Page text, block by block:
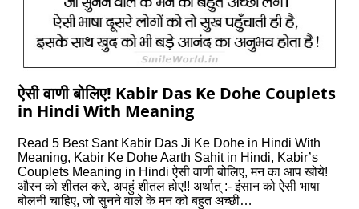
ऐसी वाणी बोलिए! Kabir Das Ke Dohe Couplets
in Hindi With Meaning
Read 5 Best Sant Kabir Das Ji Ke Dohe in Hindi With
Meaning, Kabir Ke Dohe Aarth Sahit in Hindi, Kabir’s
Couplets Meaning in Hindi ऐसी वाणी बोलिए, मन का आप खोये!
औरन को शीतल करे, अपहुं शीतल होए!! अर्थात् :- इंसान को ऐसी भाषा
बोलनी चाहिए, जो सुनने वाले के मन को बहुत अच्‍छी…